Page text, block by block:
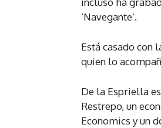
‘Navegante’.
Está casado con
quien lo
De la Espriella
Restrepo, un
Economics y un